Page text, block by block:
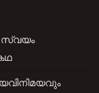
സ്വയം